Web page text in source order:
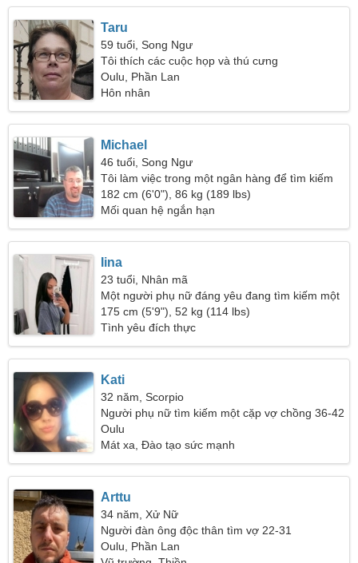
Taru
59 tuổi, Song Ngư
Tôi thích các cuộc họp và thú cưng
Oulu, Phần Lan
Hôn nhân
Michael
46 tuổi, Song Ngư
Tôi làm việc trong một ngân hàng để tìm kiếm
một người phụ nữ tuyệt vời
182 cm (6'0"), 86 kg (189 lbs)
Mối quan hệ ngắn hạn
Iina
23 tuổi, Nhân mã
Một người phụ nữ đáng yêu đang tìm kiếm một
mối quan hệ đam mê
175 cm (5'9"), 52 kg (114 lbs)
Tình yêu đích thực
Kati
32 năm, Scorpio
Người phụ nữ tìm kiếm một cặp vợ chồng 36-42
Oulu
Mát xa, Đào tạo sức mạnh
Arttu
34 năm, Xử Nữ
Người đàn ông độc thân tìm vợ 22-31
Oulu, Phần Lan